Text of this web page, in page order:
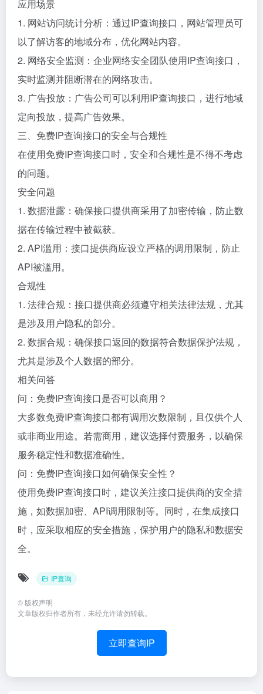
应用场景
1. 网站访问统计分析：通过IP查询接口，网站管理员可
以了解访客的地域分布，优化网站内容。
2. 网络安全监测：企业网络安全团队使用IP查询接口，
实时监测并阻断潜在的网络攻击。
3. 广告投放：广告公司可以利用IP查询接口，进行地域
定向投放，提高广告效果。
三、免费IP查询接口的安全与合规性
在使用免费IP查询接口时，安全和合规性是不得不考虑
的问题。
安全问题
1. 数据泄露：确保接口提供商采用了加密传输，防止数
据在传输过程中被截获。
2. API滥用：接口提供商应设立严格的调用限制，防止
API被滥用。
合规性
1. 法律合规：接口提供商必须遵守相关法律法规，尤其
是涉及用户隐私的部分。
2. 数据合规：确保接口返回的数据符合数据保护法规，
尤其是涉及个人数据的部分。
相关问答
问：免费IP查询接口是否可以商用？
大多数免费IP查询接口都有调用次数限制，且仅供个人
或非商业用途。若需商用，建议选择付费服务，以确保
服务稳定性和数据准确性。
问：免费IP查询接口如何确保安全性？
使用免费IP查询接口时，建议关注接口提供商的安全措
施，如数据加密、API调用限制等。同时，在集成接口
时，应采取相应的安全措施，保护用户的隐私和数据安
全。
IP查询
© 版权声明
文章版权归作者所有，未经允许请勿转载。
立即查询IP